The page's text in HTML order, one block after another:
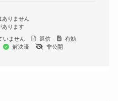
ありません
あります
いません 返信
有効
解決済
非公開